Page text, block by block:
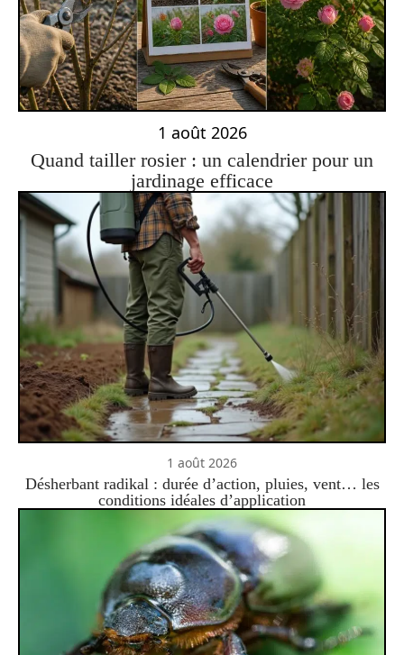
1 août 2026
Quand tailler rosier : un calendrier pour un
jardinage efficace
1 août 2026
Désherbant radikal : durée d’action, pluies, vent… les
conditions idéales d’application